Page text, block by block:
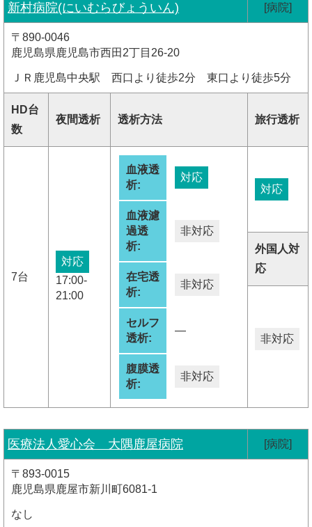
新村病院(にいむらびょういん) [病院]
〒890-0046
鹿児島県鹿児島市西田2丁目26-20
ＪＲ鹿児島中央駅 西口より徒歩2分 東口より徒歩5分
HD台
数
夜間透析 透析方法 旅行透析
7台
対応
17:00-
21:00
血液透
析:
対応
血液濾
過透
析:
非対応
在宅透
析:
非対応
セルフ
透析:
―
腹膜透
析:
非対応
対応
外国人対
応
非対応
医療法人愛心会 大隅鹿屋病院 [病院]
〒893-0015
鹿児島県鹿屋市新川町6081-1
なし